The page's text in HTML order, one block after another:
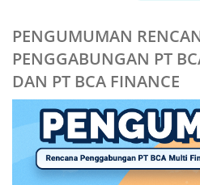
PENGUMUMAN
PENGGABUNGAN PT
DAN PT BCA FINANCE